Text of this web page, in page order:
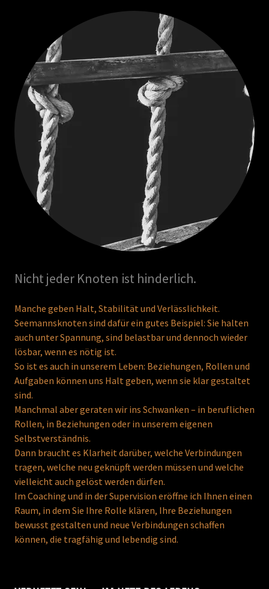
Nicht jeder Knoten ist hinderlich.
Manche geben Halt, Stabilität und Verlässlichkeit.
Seemannsknoten sind dafür ein gutes Beispiel: Sie halten
auch unter Spannung, sind belastbar und dennoch wieder
lösbar, wenn es nötig ist.
So ist es auch in unserem Leben: Beziehungen, Rollen und
Aufgaben können uns Halt geben, wenn sie klar gestaltet
sind.
Manchmal aber geraten wir ins Schwanken – in beruflichen
Rollen, in Beziehungen oder in unserem eigenen
Selbstverständnis.
Dann braucht es Klarheit darüber, welche Verbindungen
tragen, welche neu geknüpft werden müssen und welche
vielleicht auch gelöst werden dürfen.
Im Coaching und in der Supervision eröffne ich Ihnen einen
Raum, in dem Sie Ihre Rolle klären, Ihre Beziehungen
bewusst gestalten und neue Verbindungen schaffen
können, die tragfähig und lebendig sind.